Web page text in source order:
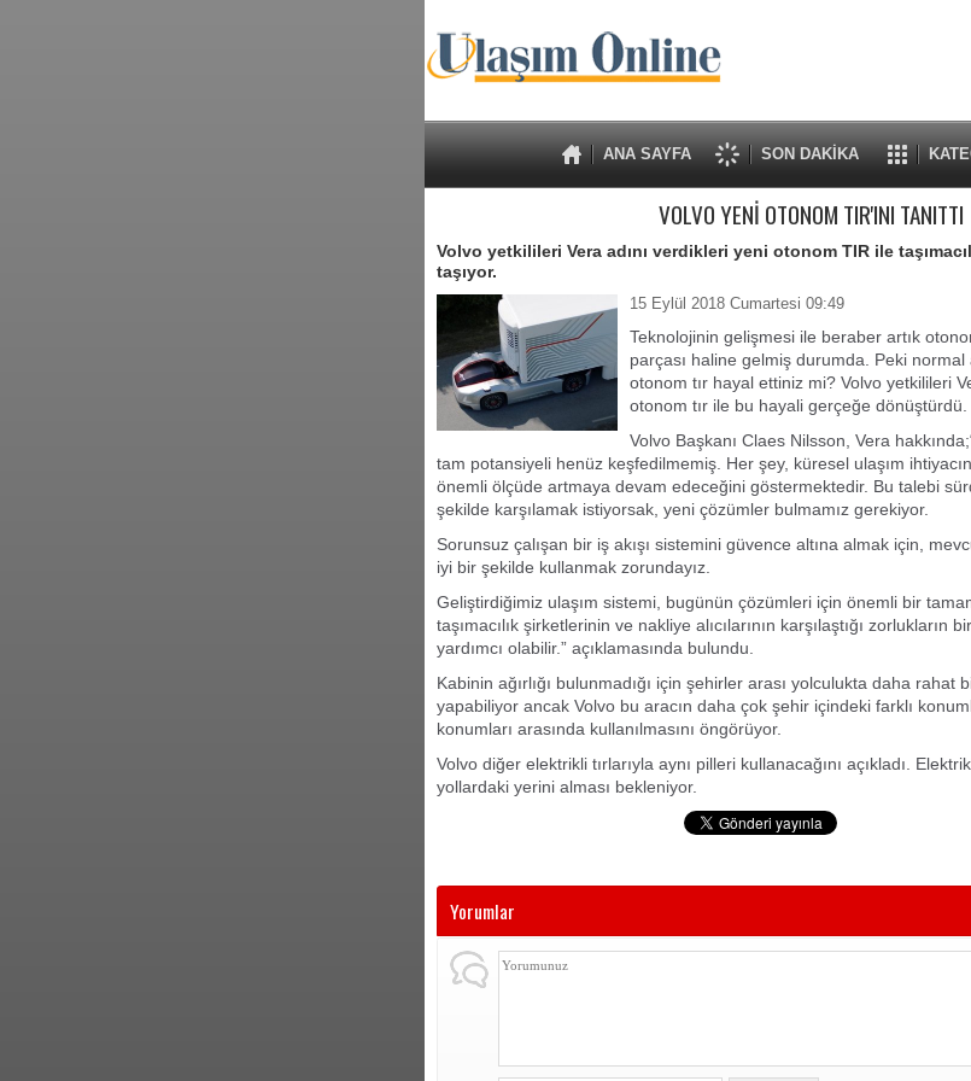
ANA SAYFA SON DAKİKA
VOLVO YENİ OTONOM TIR'INI TANITTI
Volvo yetkilileri Vera adını verdikleri yeni otonom TIR ile
taşıyor.
15 Eylül 2018 Cumartesi 09:49
Teknolojinin gelişmesi ile beraber artık
parçası haline gelmiş durumda. Peki normal
otonom tır hayal ettiniz mi? Volvo yetkilileri
otonom tır ile bu hayali gerçeğe dönüştürdü.
Volvo Başkanı Claes Nilsson, Vera
tam potansiyeli henüz keşfedilmemiş. Her şey, küresel ulaşım
önemli ölçüde artmaya devam edeceğini göstermektedir. Bu talebi
şekilde karşılamak istiyorsak, yeni çözümler bulmamız gerekiyor.
Sorunsuz çalışan bir iş akışı sistemini güvence altına almak için,
iyi bir şekilde kullanmak zorundayız.
Geliştirdiğimiz ulaşım sistemi, bugünün çözümleri için önemli bir
taşımacılık şirketlerinin ve nakliye alıcılarının karşılaştığı zorlukların
yardımcı olabilir.” açıklamasında bulundu.
Kabinin ağırlığı bulunmadığı için şehirler arası yolculukta daha rahat
yapabiliyor ancak Volvo bu aracın daha çok şehir içindeki farklı
konumları arasında kullanılmasını öngörüyor.
Volvo diğer elektrikli tırlarıyla aynı pilleri kullanacağını açıkladı.
yollardaki yerini alması bekleniyor.
Yorumlar